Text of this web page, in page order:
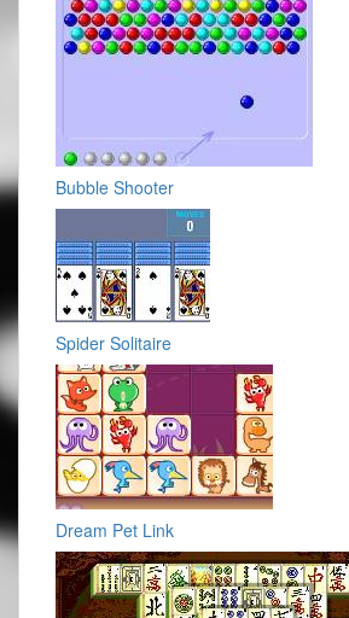
Bubble Shooter
Spider Solitaire
Dream Pet Link